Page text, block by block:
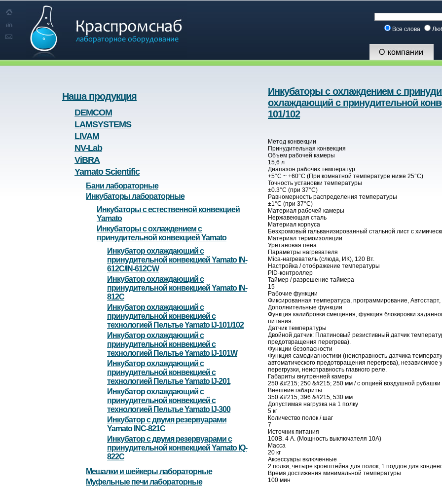
Все слова
Наша продукция
DEMCOM
LAMSYSTEMS
LIVAM
NV-Lab
ViBRA
Yamato Scientific
Бани лабораторные
Инкубаторы лабораторные
Инкубаторы с естественной конвекцией
Yamato
Инкубаторы с охлаждением с
принудительной конвекцией Yamato
Инкубатор охлаждающий с
принудительной конвекцией Yamato IN-
612C/IN-612CW
Инкубатор охлаждающий с
принудительной конвекцией Yamato IN-
812C
Инкубатор охлаждающий с
принудительной конвекцией с
технологией Пельтье Yamato IJ-101/102
Инкубатор охлаждающий с
принудительной конвекцией с
технологией Пельтье Yamato IJ-101W
Инкубатор охлаждающий с
принудительной конвекцией с
технологией Пельтье Yamato IJ-201
Инкубатор охлаждающий с
принудительной конвекцией с
технологией Пельтье Yamato IJ-300
Инкубатор с двумя резервуарами
Yamato INC-821C
Инкубатор с двумя резервуарами с
принудительной конвекцией Yamato IQ-
822C
Мешалки и шейкеры лабораторные
Муфельные печи лабораторные
Инкубаторы с охлаждением с
охлаждающий с принудительной
101/102
Метод конвекции
Принудительная конвекция
Объем рабочей камеры
15,6 л
Диапазон рабочих температур
+5°C ~ +60°C (При комнатной температуре ниже 25°С)
Точность установки температуры
±0.3°C (при 37°C)
Равномерность распределения температуры
±1°C (при 37°C)
Материал рабочей камеры
Нержавеющая сталь
Материал корпуса
Безхромовый гальванизированный стальной лист с
Материал термоизоляции
Уретановая пена
Параметры нагревателя
Mica-нагреватель (слюда, ИК), 120 Вт.
Настройка / отображение температуры
PID-контроллер
Таймер / разрешение таймера
15
Рабочие функции
Фиксированная температура, программирование,
Дополнительные функции
Функция калибровки смещения, функция блокировки
питания.
Датчик температуры
Двойной датчик: Платиновый резистивный датчик
предотвращения перегрева).
Функции безопасности
Функция самодиагностики (неисправность датчика
автоматического предотвращения перегрева),
перегрузки, неисправность главного реле.
Габариты внутренней камеры
250 &#215; 250 &#215; 250 мм / с опцией воздушной
Внешние габариты
350 &#215; 396 &#215; 530 мм
Допустимая нагрузка на 1 полку
5 кг
Количество полок / шаг
7
Источник питания
100В. 4 А. (Мощность выключателя 10А)
Масса
20 кг
Аксессуары включенные
2 полки, четыре кронштейна для полок, 1 поддон для
Время достижения минимальной температуры
100 мин